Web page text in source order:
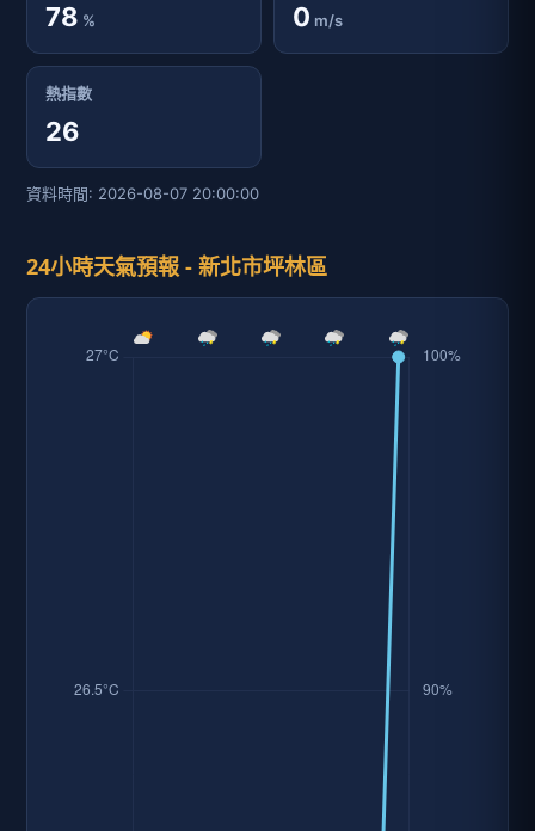
78 % 0 m/s
熱指數
26
資料時間: 2026-08-07 20:00:00
24小時天氣預報 - 新北市坪林區